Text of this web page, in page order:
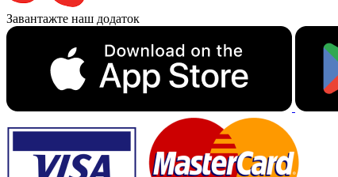
Завантажте наш додаток